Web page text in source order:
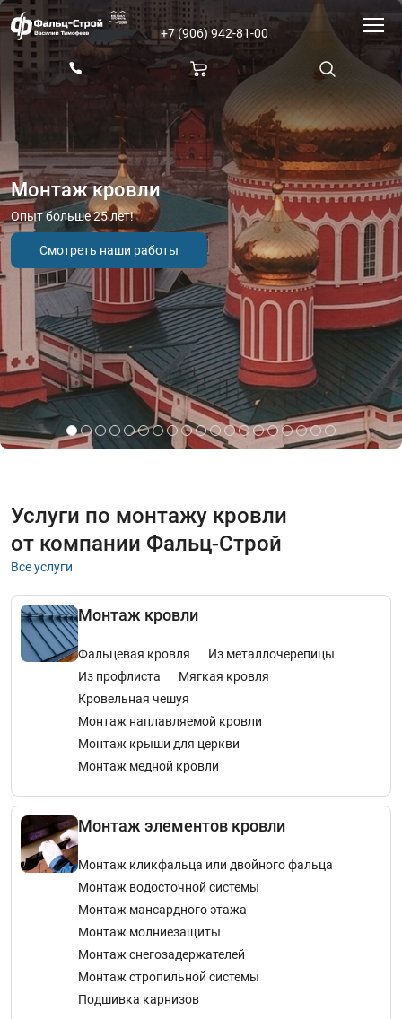
+7 (906) 942-81-00
Монтаж кровли
Опыт больше 25 лет!
Смотреть наши работы
Услуги по монтажу кровли
от компании Фальц-Строй
все услуги
Монтаж кровли
Фальцевая кровля
Из металлочерепицы
Из профлиста
Мягкая кровля
Кровельная чешуя
Монтаж наплавляемой кровли
Монтаж крыши для церкви
Монтаж медной кровли
Монтаж элементов кровли
Монтаж кликфальца или двойного фальца
Монтаж водосточной системы
Монтаж мансардного этажа
Монтаж молниезащиты
Монтаж снегозадержателей
Монтаж стропильной системы
Подшивка карнизов